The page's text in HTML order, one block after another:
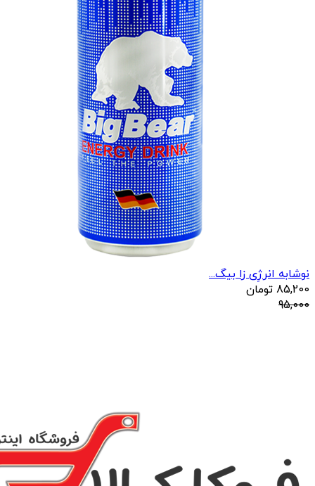
نوشابه انرژِی زا بیگ...
85,200 تومان
95,000